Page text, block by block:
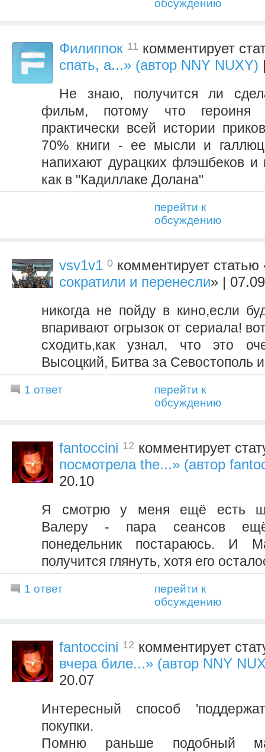
обсуждению
Филиппок 11 комментирует
спать, а...» (автор NNY NUXY)
Не знаю, получится ли
фильм, потому что героиня
практически всей истории
70% книги - ее мысли и
напихают дурацких флэшбеков и
как в "Кадиллаке Долана"
перейти к
обсуждению
vsv1v1 0 комментирует статью
сократили и перенесли» |
никогда не пойду в кино,если
впаривают огрызок от сериала!
сходить,как узнал, что это
Высоцкий, Битва за Севостополь
1 ответ
перейти к
обсуждению
fantoccini 12 комментирует
посмотрела the...» (автор
20.10
Я смотрю у меня ещё есть
Валеру - пара сеансов
понедельник постараюсь. И
получится глянуть, хотя его
1 ответ
перейти к
обсуждению
fantoccini 12 комментирует
вчера биле...» (автор NNY
20.07
Интересный способ
покупки.
Помню раньше подобный